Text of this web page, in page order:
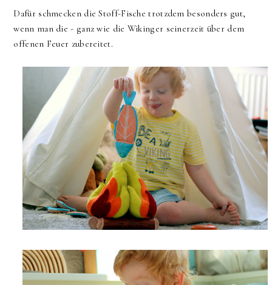
Dafür schmecken die Stoff-Fische trotzdem besonders gut,
wenn man die - ganz wie die Wikinger seinerzeit über dem
offenen Feuer zubereitet.